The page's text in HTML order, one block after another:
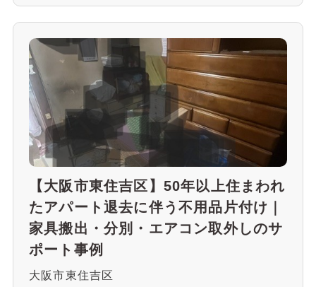
【大阪市東住吉区】50年以上住まわれ
たアパート退去に伴う不用品片付け｜
家具搬出・分別・エアコン取外しのサ
ポート事例
大阪市東住吉区